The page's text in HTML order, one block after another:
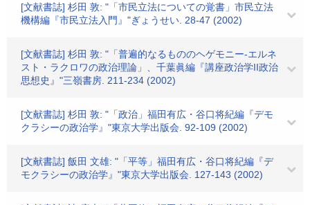
[文献書誌] 杉田 敦: "「市民立法についての覚書」市民立法
機構編『市民立法入門』"ぎょうせい. 28-47 (2002)
[文献書誌] 杉田 敦: "「普遍的なるもののヘゲモニー-エルネ
スト・ラクロワの政治理論」、千葉眞編『講座政治学II政治
思想史』"三嶺書房. 211-234 (2002)
[文献書誌] 杉田 敦: "「政治」福田有広・谷口将紀編『デモ
クラシーの政治学』"東京大学出版会. 92-109 (2002)
[文献書誌] 飯田 文雄: "「平等」福田有広・谷口将紀編『デ
モクラシーの政治学』"東京大学出版会. 127-143 (2002)